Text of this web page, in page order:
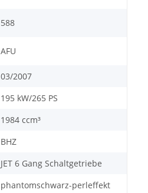
588
AFU
03/2007
195 kW/265 PS
1984 ccm³
BHZ
JET 6 Gang Schaltgetriebe
phantomschwarz-perleffekt